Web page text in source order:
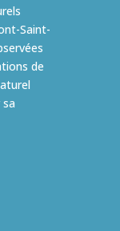
Saint-
de